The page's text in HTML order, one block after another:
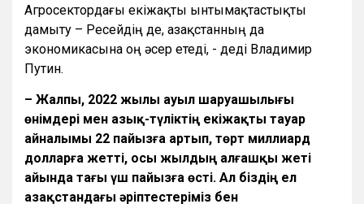
Агросектордағы екіжақты ынтымақтастықты
дамыту – Ресейдің де, Қазақстанның да
экономикасына оң әсер етеді, - деді Владимир
Путин.
– Жалпы, 2022 жылы ауыл шаруашылығы
өнімдері мен азық-түліктің екіжақты тауар
айналымы 22 пайызға артып, төрт миллиард
долларға жетті, осы жылдың алғашқы жеті
айында тағы үш пайызға өсті. Ал біздің ел
Қазақстандағы әріптестеріміз бен